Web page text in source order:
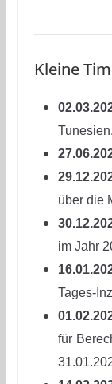
Kleine
Tunesien.
über die
im Jahr
Tages-
für